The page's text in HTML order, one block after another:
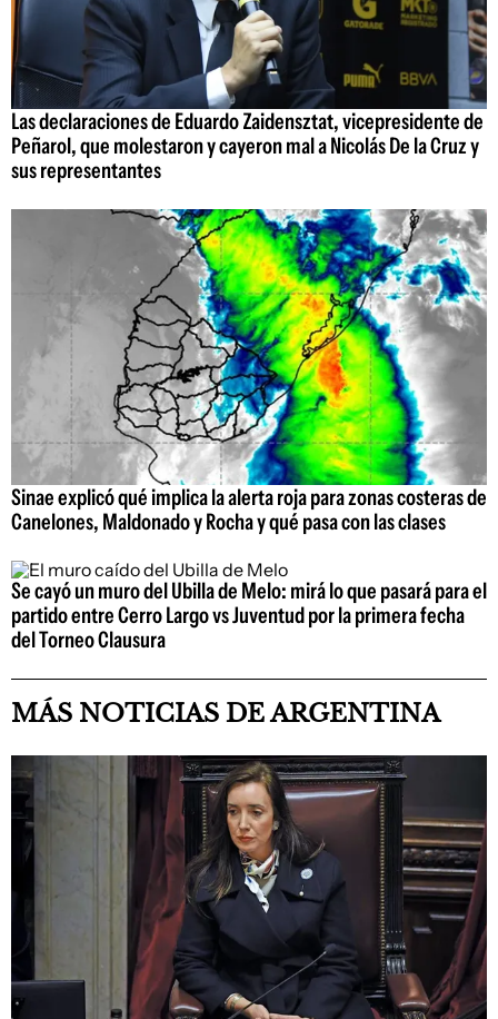
Las declaraciones de Eduardo Zaidensztat, vicepresidente de
Peñarol, que molestaron y cayeron mal a Nicolás De la Cruz y
sus representantes
Sinae explicó qué implica la alerta roja para zonas costeras de
Canelones, Maldonado y Rocha y qué pasa con las clases
Se cayó un muro del Ubilla de Melo: mirá lo que pasará para el
partido entre Cerro Largo vs Juventud por la primera fecha
del Torneo Clausura
MÁS NOTICIAS DE ARGENTINA